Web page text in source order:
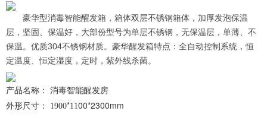
豪华型消毒智能醒发箱，箱体双层不锈钢箱体，加厚发泡保温
层，坚固、保温好，大部份型号为单层不锈钢，无保温层，单薄、不
保温。优质304不锈钢材质。豪华醒发箱特点：全自动控制系统，恒
定温度、恒定湿度，定时，紫外线杀菌。
产品名称： 消毒智能醒发房
外形尺寸：
1900*1100*2300mm